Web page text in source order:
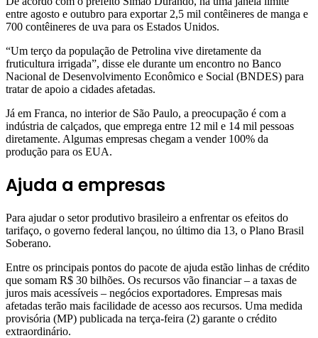
entre agosto e outubro para exportar 2,5 mil contêineres de manga e
700 contêineres de uva para os Estados Unidos.
“Um terço da população de Petrolina vive diretamente da
fruticultura irrigada”, disse ele durante um encontro no Banco
Nacional de Desenvolvimento Econômico e Social (BNDES) para
tratar de apoio a cidades afetadas.
Já em Franca, no interior de São Paulo, a preocupação é com a
indústria de calçados, que emprega entre 12 mil e 14 mil pessoas
diretamente. Algumas empresas chegam a vender 100% da
produção para os EUA.
Ajuda a empresas
Para ajudar o setor produtivo brasileiro a enfrentar os efeitos do
tarifaço, o governo federal lançou, no último dia 13, o Plano Brasil
Soberano.
Entre os principais pontos do pacote de ajuda estão linhas de crédito
que somam R$ 30 bilhões. Os recursos vão financiar – a taxas de
juros mais acessíveis – negócios exportadores. Empresas mais
afetadas terão mais facilidade de acesso aos recursos. Uma medida
provisória (MP) publicada na terça-feira (2) garante o crédito
extraordinário.